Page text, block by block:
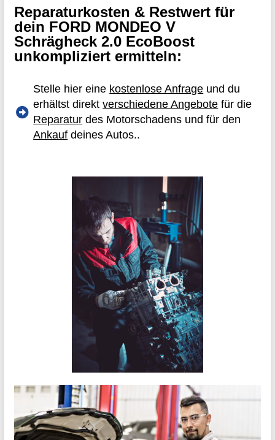
Reparaturkosten & Restwert für
dein FORD MONDEO V
Schrägheck 2.0 EcoBoost
unkompliziert ermitteln:
Stelle hier eine kostenlose Anfrage und du
erhältst direktverschiedene Angebote für die
Reparatur des Motorschadens und für den
Ankauf deines Autos..